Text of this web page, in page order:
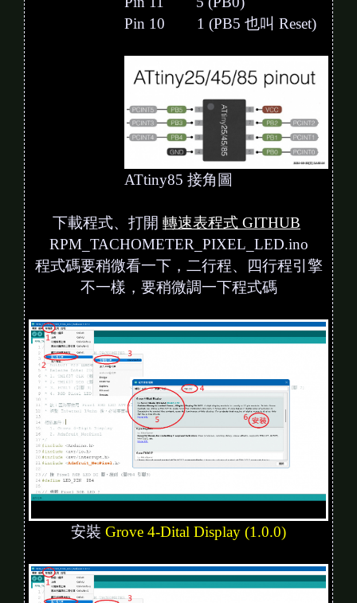
Pin 10 1 (PB5 也叫 Reset)
ATtiny85 接角圖
下載程式、打開 轉速表程式 GITHUB
RPM_TACHOMETER_PIXEL_LED.ino
程式碼要稍微看一下，二行程、四行程引擎
不一樣，要稍微調一下程式碼
安裝 Grove 4-Dital Display (1.0.0)